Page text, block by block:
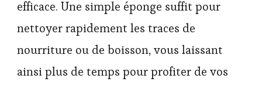
efficace. Une simple éponge suffit pour
nettoyer rapidement les traces de
nourriture ou de boisson, vous laissant
ainsi plus de temps pour profiter de vos